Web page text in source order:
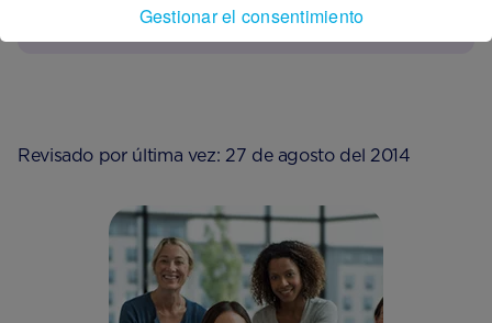
Ver referencias
Revisado por última vez: 27 de agosto del 2014
Gestionar el consentimiento